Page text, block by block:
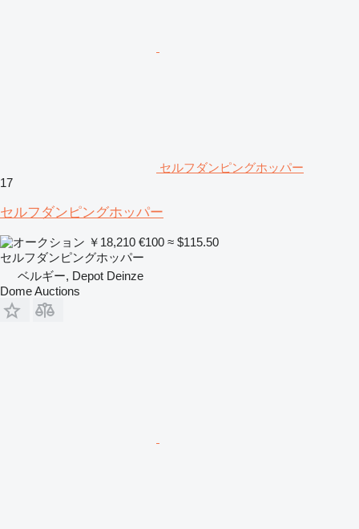
セルフダンピングホッパー
17
セルフダンピングホッパー
￥18,210 €100 ≈ $115.50
セルフダンピングホッパー
ベルギー, Depot Deinze
Dome Auctions